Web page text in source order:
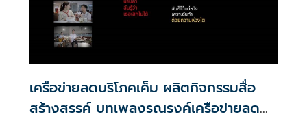
เครือข่ายลดบริโภคเค็ม ผลิตกิจกรรมสื่อ
สร้างสรรค์ บทเพลงรณรงค์เครือข่ายลด